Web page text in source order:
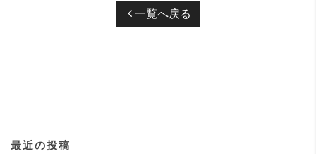
一覧へ戻る
最近の投稿